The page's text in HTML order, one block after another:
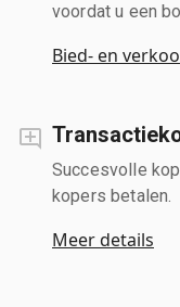
voordat u een
Bied- en
Succesvolle
kopers betalen.
Meer details